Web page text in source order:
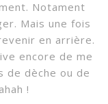
Notament
Mais une fois
en arrière.
encore de me
de dèche ou de
!